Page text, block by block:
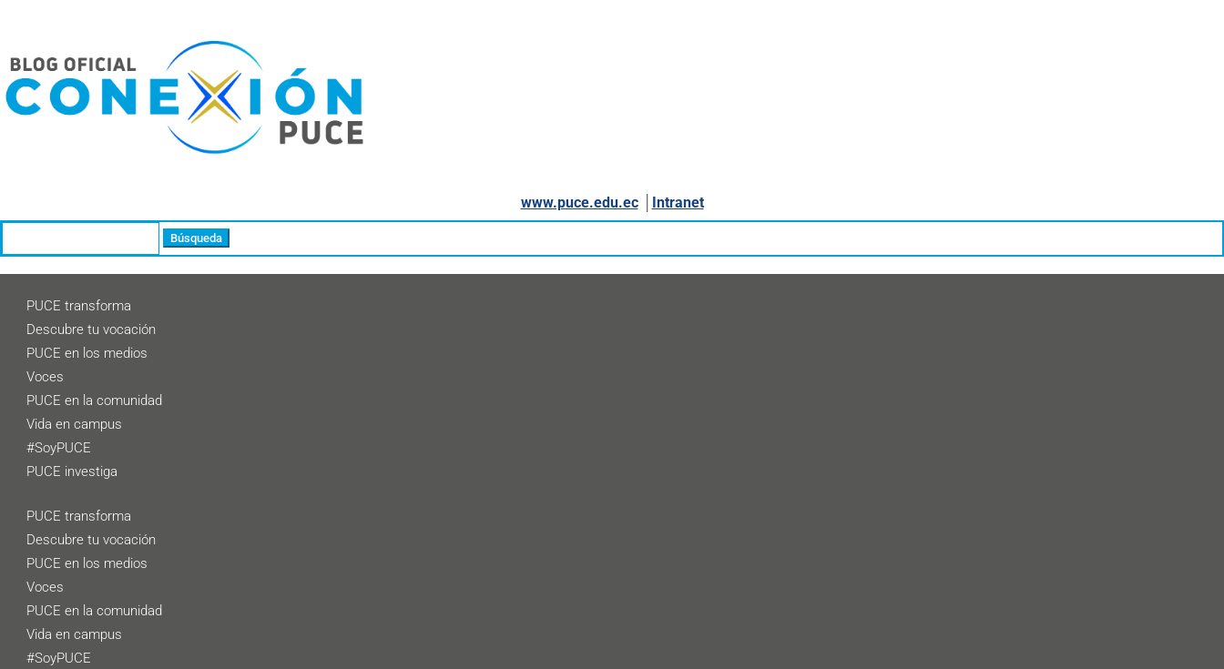
www.puce.edu.ec│ Intranet
PUCE transforma
Descubre tu vocación
PUCE en los medios
Voces
PUCE en la comunidad
Vida en campus
#SoyPUCE
PUCE investiga
PUCE transforma
Descubre tu vocación
PUCE en los medios
Voces
PUCE en la comunidad
Vida en campus
#SoyPUCE